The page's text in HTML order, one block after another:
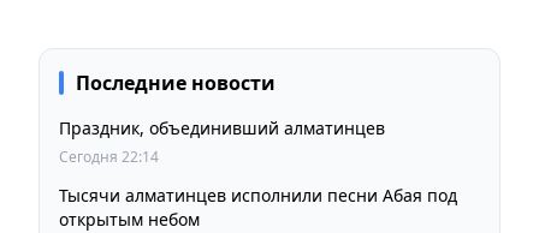
Последние новости
Праздник, объединивший алматинцев
Сегодня 22:14
Тысячи алматинцев исполнили песни Абая под
открытым небом